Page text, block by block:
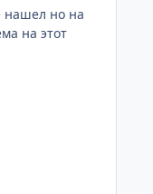
нашел но на
на этот